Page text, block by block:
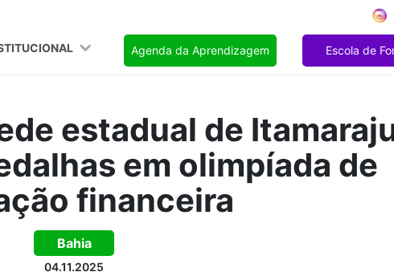
Agenda da Aprendizagem Escola de
estadual de
em olimpíada de
financeira
Bahia
04.11.2025